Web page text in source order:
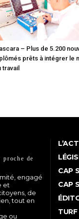
– Plus de 5.200
prêts à intégrer le
travail
de
engagé
et
de
tout en
ou
CAP
CAP
TURF